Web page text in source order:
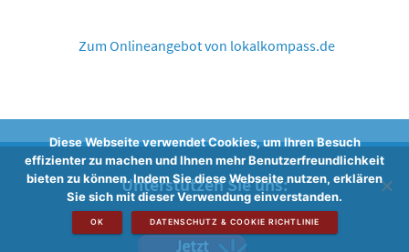
Zum Onlineangebot von lokalkompass.de
Unterstützen Sie uns:
Diese Webseite verwendet Cookies, um Ihren Besuch
effizienter zu machen und Ihnen mehr Benutzerfreundlichkeit
bieten zu können. Indem Sie diese Webseite nutzen, erklären
Sie sich mit dieser Verwendung einverstanden.
OK DATENSCHUTZ & COOKIE RICHTLINIE